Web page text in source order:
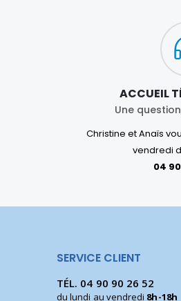
ACCUEIL
Une
Christine et Anaïs
vendredi
04
SERVICE CLIENT
TÉL. 04 90 90 26 52
du lundi au vendredi 8h-18h